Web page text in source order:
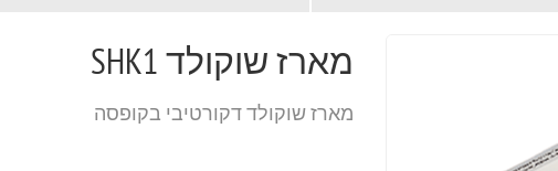
מארז שוקולד SHK1
מארז שוקולד דקורטיבי בקופסה